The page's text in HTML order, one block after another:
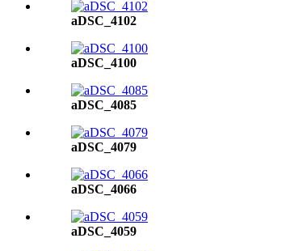
aDSC_4102
aDSC_4100
aDSC_4085
aDSC_4079
aDSC_4066
aDSC_4059